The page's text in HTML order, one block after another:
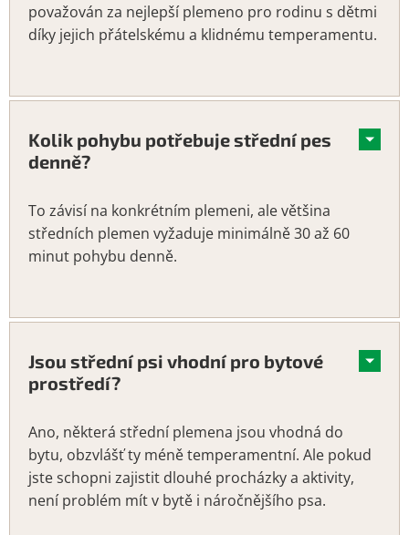
považován za nejlepší plemeno pro rodinu s dětmi
díky jejich přátelskému a klidnému temperamentu.
Kolik pohybu potřebuje střední pes
denně?
To závisí na konkrétním plemeni, ale většina
středních plemen vyžaduje minimálně 30 až 60
minut pohybu denně.
Jsou střední psi vhodní pro bytové
prostředí?
Ano, některá střední plemena jsou vhodná do
bytu, obzvlášť ty méně temperamentní. Ale pokud
jste schopni zajistit dlouhé procházky a aktivity,
není problém mít v bytě i náročnějšího psa.